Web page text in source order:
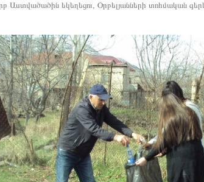
Աստվածածին եկեղեցու, Օրբելյանների տոհմական